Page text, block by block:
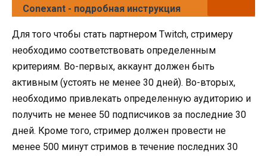
Conexant - подробная инструкция
Для того чтобы стать партнером Twitch, стримеру
необходимо соответствовать определенным
критериям. Во-первых, аккаунт должен быть
активным (устоять не менее 30 дней). Во-вторых,
необходимо привлекать определенную аудиторию и
получить не менее 50 подписчиков за последние 30
дней. Кроме того, стример должен провести не
менее 500 минут стримов в течение последних 30